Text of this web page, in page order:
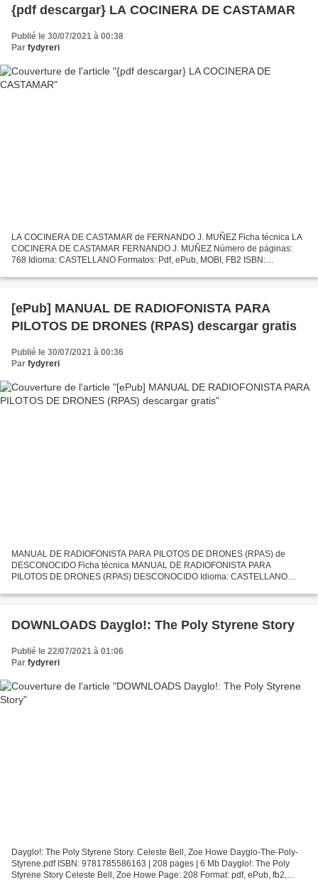
{pdf descargar} LA COCINERA DE CASTAMAR
Publié le 30/07/2021 à 00:38
Par fydyreri
LA COCINERA DE CASTAMAR de FERNANDO J. MUÑEZ Ficha técnica LA
COCINERA DE CASTAMAR FERNANDO J. MUÑEZ Número de páginas:
768 Idioma: CASTELLANO Formatos: Pdf, ePub, MOBI, FB2 ISBN:
gratis...
[ePub] MANUAL DE RADIOFONISTA PARA
PILOTOS DE DRONES (RPAS) descargar gratis
Publié le 30/07/2021 à 00:36
Par fydyreri
MANUAL DE RADIOFONISTA PARA PILOTOS DE DRONES (RPAS) de
DESCONOCIDO Ficha técnica MANUAL DE RADIOFONISTA PARA
PILOTOS DE DRONES (RPAS) DESCONOCIDO Idioma: CASTELLANO
EDICIONES PARANINFO...
DOWNLOADS Dayglo!: The Poly Styrene Story
Publié le 22/07/2021 à 01:06
Par fydyreri
Dayglo!: The Poly Styrene Story. Celeste Bell, Zoe Howe Dayglo-The-Poly-
Styrene.pdf ISBN: 9781785586163 | 208 pages | 6 Mb Dayglo!: The Poly
Styrene Story Celeste Bell, Zoe Howe Page: 208 Format: pdf, ePub, fb2,